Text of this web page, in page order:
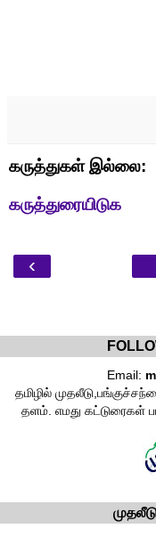
கருத்துகள் இல்லை:
கருத்துரையிடுக
‹
Email:
தமிழில்
தளம். எமது கட்டுரைகள்